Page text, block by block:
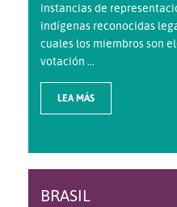
instancias de
indígenas reconocidas
cuales los miembros son
votación ...
LEA MÁS
BRASIL